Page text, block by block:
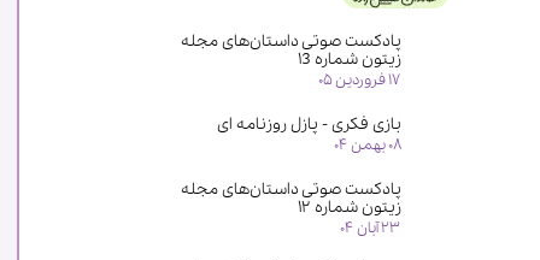
پادکست صوتی داستان‌های مجله
زیتون شماره ۱3
۱۷ فروردین ۰۵
بازی فکری - پازل روزنامه ای
۰۸ بهمن ۰۴
پادکست صوتی داستان‌های مجله
زیتون شماره ۱۲
۲۳ آبان ۰۴